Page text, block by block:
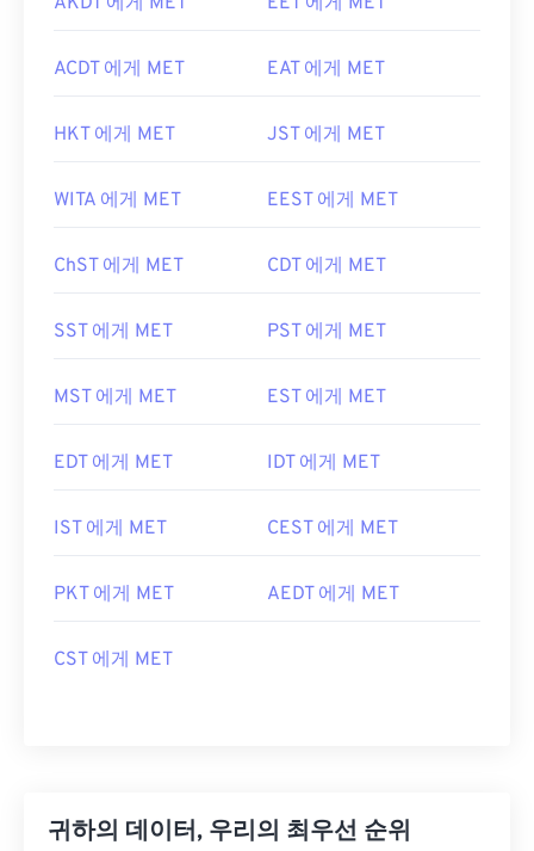
ACDT 에게 MET EAT 에게 MET
HKT 에게 MET JST 에게 MET
WITA 에게 MET EEST 에게 MET
ChST 에게 MET CDT 에게 MET
SST 에게 MET PST 에게 MET
MST 에게 MET EST 에게 MET
EDT 에게 MET IDT 에게 MET
IST 에게 MET CEST 에게 MET
PKT 에게 MET AEDT 에게 MET
CST 에게 MET
귀하의 데이터, 우리의 최우선 순위